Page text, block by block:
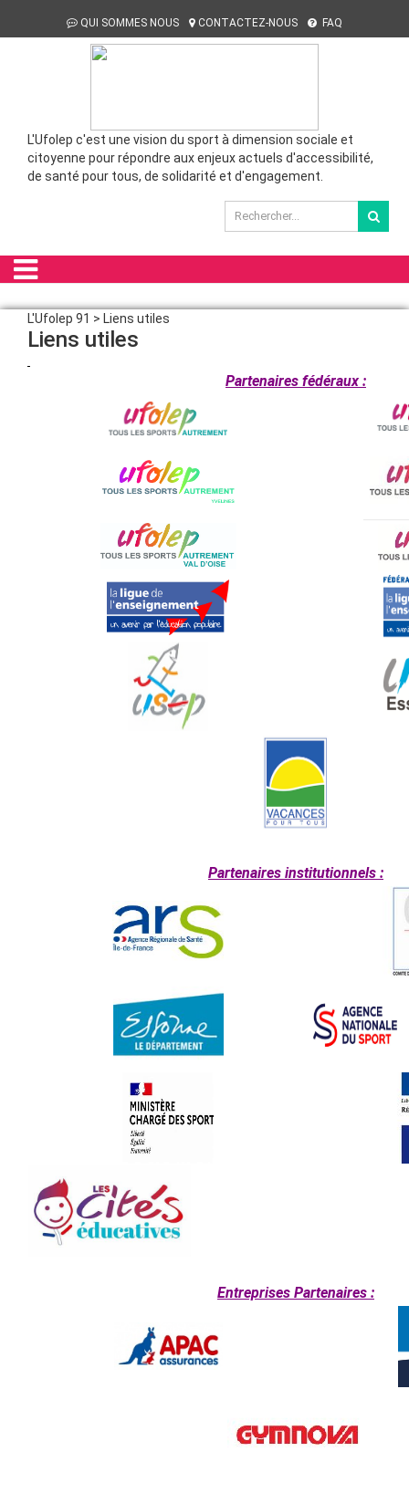
QUI SOMMES NOUS CONTACTEZ-NOUS FAQ
L'Ufolep c'est une vision du sport à dimension sociale et
citoyenne pour répondre aux enjeux actuels d'accessibilité,
de santé pour tous, de solidarité et d'engagement.
L'Ufolep 91 > Liens utiles
Liens utiles
Partenaires fédéraux :
Partenaires institutionnels :
Entreprises Partenaires :